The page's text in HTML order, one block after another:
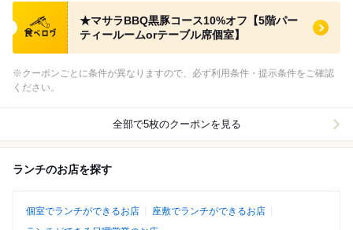
食べログ クーポン
★マサラBBQ黒豚コース10%オフ【5階パー
ティールームorテーブル席個室】
※クーポンごとに条件が異なりますので、必ず利用条件・提示条件をご確認
ください。
全部で5枚のクーポンを見る
ランチのお店を探す
個室でランチができるお店
座敷でランチができるお店